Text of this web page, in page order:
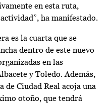
en esta ruta,
ha manifestado.
es la cuarta que se
dentro de este nuevo
en las
y Toledo. Además,
de Ciudad Real acoja una
otoño, que tendrá